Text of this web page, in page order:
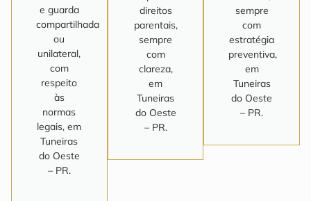
e guarda
compartilhada
ou
unilateral,
com
respeito
às
normas
legais, em
Tuneiras
do Oeste
– PR.
direitos
parentais,
sempre
com
clareza,
em
Tuneiras
do Oeste
– PR.
sempre
com
estratégia
preventiva,
em
Tuneiras
do Oeste
– PR.